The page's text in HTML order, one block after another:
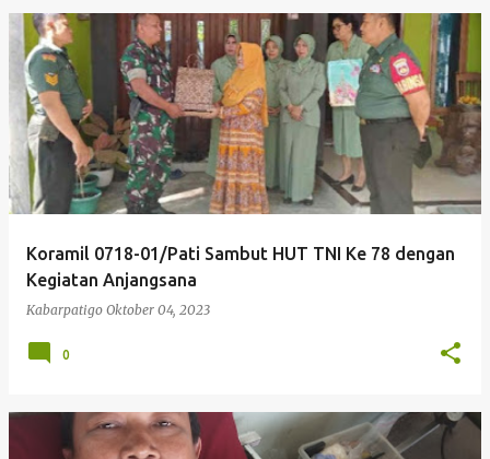
Koramil 0718-01/Pati Sambut HUT TNI Ke 78 dengan
Kegiatan Anjangsana
Kabarpatigo Oktober 04, 2023
0